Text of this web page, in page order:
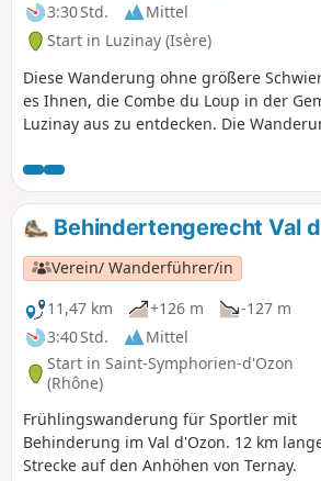
3:30 Std.
Mittel
Start in Luzinay (Isère)
Diese Wanderung ohne größere
es Ihnen, die Combe du Loup in der
Luzinay aus zu entdecken. Die
Monts du Lyonnais und das Pilat-
– je nach Wetterlage natürlich – beim
und Zielpunkt zu sehen. Start und Ziel
einem großen Parkplatz außerhalb des
einen uninteressanten Straßenabschnitt
Überquerung der D36 zu vermeiden,
nicht gesichert ist. Die Route ist auch
finden.
Behindertengerecht Val
Verein/ Wanderführer/in
11,47 km
+126 m
-127 m
3:40 Std.
Mittel
Start in Saint-Symphorien-d'Ozon
(Rhône)
Frühlingswanderung für Sportler mit
Behinderung im Val d'Ozon. 12 km
Strecke auf den Anhöhen von Ternay.